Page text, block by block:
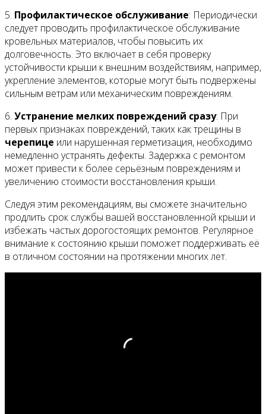
5. Профилактическое обслуживание: Периодически
следует проводить профилактическое обслуживание
кровельных материалов, чтобы повысить их
долговечность. Это включает в себя проверку
устойчивости крыши к внешним воздействиям, например,
укрепление элементов, которые могут быть подвержены
сильным ветрам или механическим повреждениям.
6. Устранение мелких повреждений сразу: При
первых признаках повреждений, таких как трещины в
черепице или нарушенная герметизация, необходимо
немедленно устранять дефекты. Задержка с ремонтом
может привести к более серьёзным повреждениям и
увеличению стоимости восстановления крыши.
Следуя этим рекомендациям, вы сможете значительно
продлить срок службы вашей восстановленной крыши и
избежать частых дорогостоящих ремонтов. Регулярное
внимание к состоянию крыши поможет поддерживать её
в отличном состоянии на протяжении многих лет.